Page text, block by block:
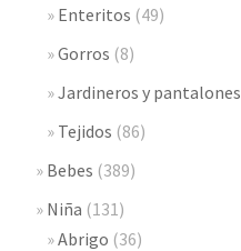
Enteritos (49)
Gorros (8)
Jardineros y pantalones
Tejidos (86)
Bebes (389)
Niña (131)
Abrigo (36)